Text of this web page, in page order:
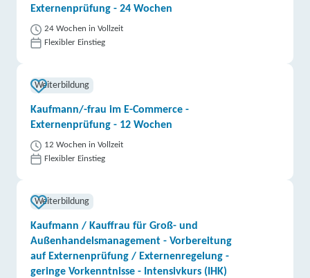
Externenprüfung - 24 Wochen
24 Wochen in Vollzeit
Flexibler Einstieg
Weiterbildung
Kaufmann/-frau im E-Commerce -
Externenprüfung - 12 Wochen
12 Wochen in Vollzeit
Flexibler Einstieg
Weiterbildung
Kaufmann / Kauffrau für Groß- und
Außenhandelsmanagement - Vorbereitung
auf Externenprüfung / Externenregelung -
geringe Vorkenntnisse - Intensivkurs (IHK)